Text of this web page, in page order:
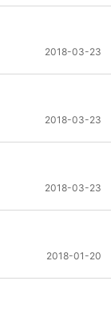
2018-03-23
2018-03-23
2018-03-23
2018-01-20